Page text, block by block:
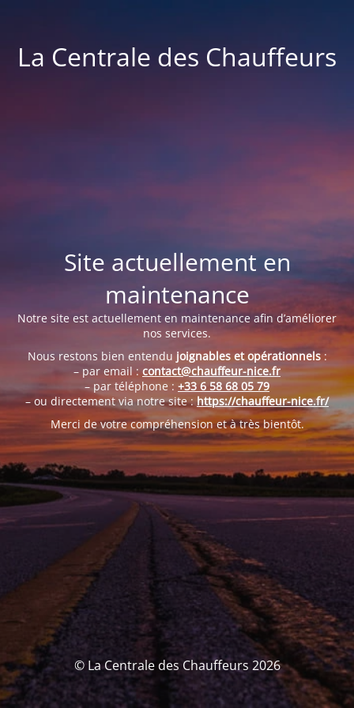
La Centrale des Chauffeurs
Site actuellement en
maintenance
Notre site est actuellement en maintenance afin d’améliorer
nos services.
Nous restons bien entendu joignables et opérationnels:
– par email :contact@chauffeur-nice.fr
– par téléphone : +33 6 58 68 05 79
– ou directement via notre site :https://chauffeur-nice.fr/
Merci de votre compréhension et à très bientôt.
© La Centrale des Chauffeurs 2026